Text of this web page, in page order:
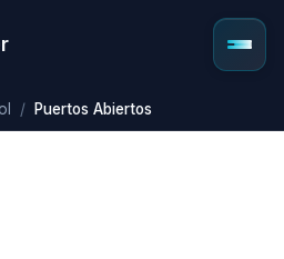
Puertos Abiertos